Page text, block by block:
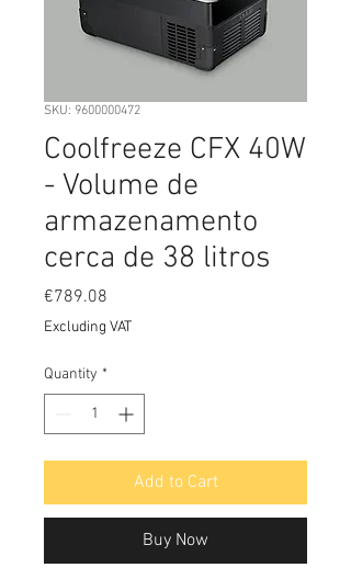
SKU: 9600000472
Coolfreeze CFX 40W
- Volume de
armazenamento
cerca de 38 litros
€789.08
Excluding VAT
Quantity *
Add to Cart
Buy Now